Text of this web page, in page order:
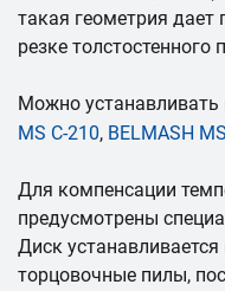
такая геометрия дает
резке толстостенного
Можно
MS C-210, BELMASH
Для компенсации
предусмотрены
Диск
торцовочные пилы,